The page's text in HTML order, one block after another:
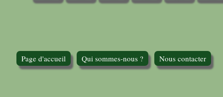
Page d'accueil Qui sommes-nous ? Nous contacter